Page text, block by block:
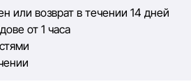
контроль, Sportlandia
точность всех данных,
технических ошибок или сбоев.
или возврат в течении 14 дней
от 1 часа